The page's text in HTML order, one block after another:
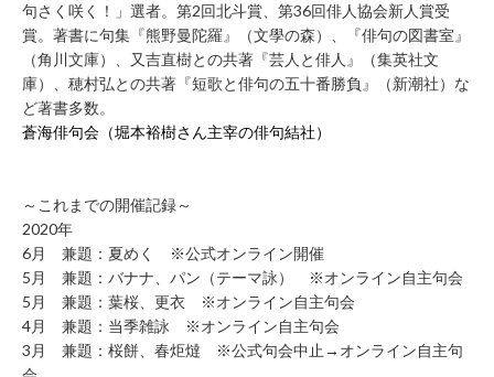
句さく咲く！」選者。第2回北斗賞、第36回俳人協会新人賞受
賞。著書に句集『熊野曼陀羅』（文學の森）、『俳句の図書室』
（角川文庫）、又吉直樹との共著『芸人と俳人』（集英社文
庫）、穂村弘との共著『短歌と俳句の五十番勝負』（新潮社）な
ど著書多数。
蒼海俳句会（堀本裕樹さん主宰の俳句結社）
～これまでの開催記録～
2020年
6月 兼題：夏めく ※公式オンライン開催
5月 兼題：バナナ、パン（テーマ詠） ※オンライン自主句会
5月 兼題：葉桜、更衣 ※オンライン自主句会
4月 兼題：当季雑詠 ※オンライン自主句会
3月 兼題：桜餅、春炬燵 ※公式句会中止→オンライン自主句
わ
せ
フ
ォ
ー
電
話
で
の
お
問
い